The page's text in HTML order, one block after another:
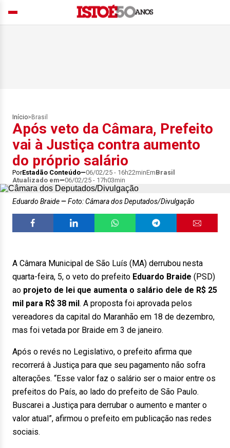
Início> Brasil
Após veto da Câmara, Prefeito
vai à Justiça contra aumento
do próprio salário
PorEstadão Conteúdo 06/02/25 - 16h22minEmBrasil
Atualizado em
06/02/25 - 17h03min
Eduardo Braide Foto: Câmara dos Deputados/Divulgação
A Câmara Municipal de São Luís (MA) derrubou nesta
quarta-feira, 5, o veto do prefeito Eduardo Braide (PSD)
ao projeto de lei que aumenta o salário dele de R$ 25
mil para R$ 38 mil. A proposta foi aprovada pelos
vereadores da capital do Maranhão em 18 de dezembro,
mas foi vetada por Braide em 3 de janeiro.
Após o revés no Legislativo, o prefeito afirma que
recorrerá à Justiça para que seu pagamento não sofra
alterações. “Esse valor faz o salário ser o maior entre os
prefeitos do País, ao lado do prefeito de São Paulo.
Buscarei a Justiça para derrubar o aumento e manter o
valor atual”, afirmou o prefeito em publicação nas redes
sociais.